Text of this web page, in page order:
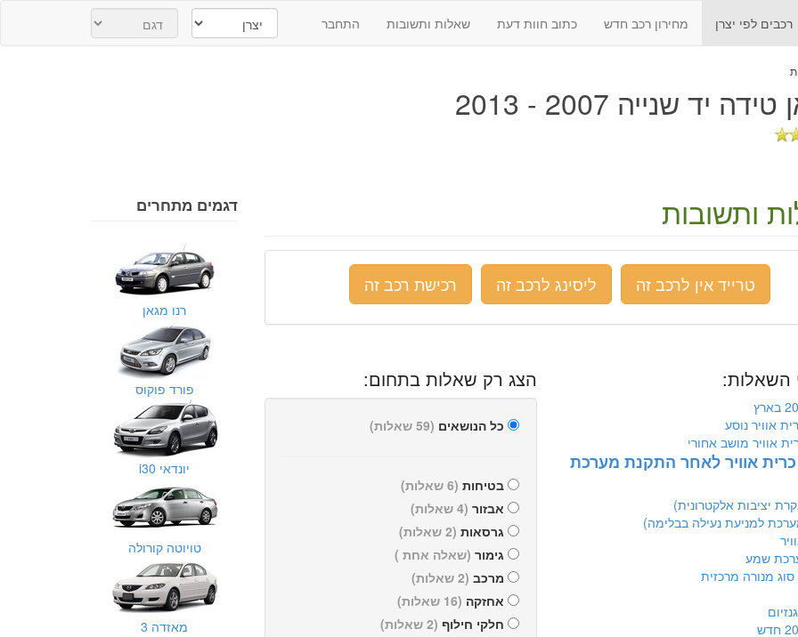
רכבים לפי יצרן מחירון רכב חדש כתוב חוות דעת שאלות ותשובות התחבר
יד שנייה 2007 - 2013
ותשובות
טרייד אין לרכב זה ליסינג לרכב זה רכישת רכב זה
השאלות:
אוויר נוסע
אוויר מושב אחורי
כרית אוויר לאחר התקנת מערכת
שמע
מנורה מרכזית
הצג רק שאלות בתחום:
כל הנושאים (59 שאלות)
בטיחות (6 שאלות)
אבזור (4 שאלות)
גרסאות (2 שאלות)
גימור (שאלה אחת )
מרכב (2 שאלות)
אחזקה (16 שאלות)
חלקי חילוף (2 שאלות)
דגמים מתחרים
רנו מגאן
פורד פוקוס
יונדאי i30
טויוטה קורולה
מאזדה 3